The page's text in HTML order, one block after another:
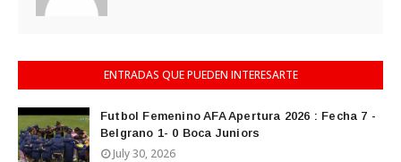
ENTRADAS QUE PUEDEN INTERESARTE
Futbol Femenino AFA Apertura 2026 : Fecha 7 -
Belgrano 1- 0 Boca Juniors
July 30, 2026